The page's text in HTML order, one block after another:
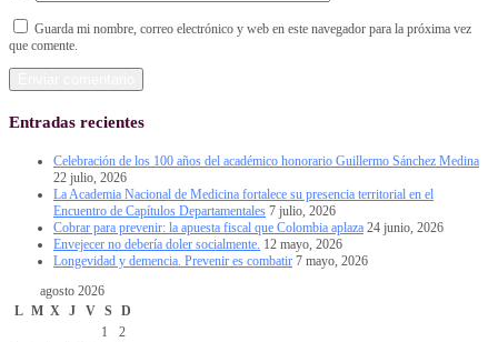
Guarda mi nombre, correo electrónico y web en este navegador para la próxima vez
que comente.
Entradas recientes
Celebración de los 100 años del académico honorario Guillermo Sánchez Medina
22 julio, 2026
La Academia Nacional de Medicina fortalece su presencia territorial en el
Encuentro de Capítulos Departamentales 7 julio, 2026
Cobrar para prevenir: la apuesta fiscal que Colombia aplaza 24 junio, 2026
Envejecer no debería doler socialmente. 12 mayo, 2026
Longevidad y demencia. Prevenir es combatir 7 mayo, 2026
agosto 2026
L M X J V S
D
1
2